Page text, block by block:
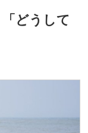
どうして